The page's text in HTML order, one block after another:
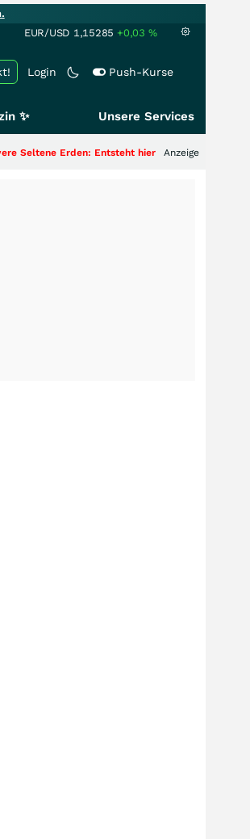
EUR/USD 1,15285 +0,03 %
Login Push-Kurse
✨ Unsere Services
Entsteht hier die nächste Milliardenstory?
Anzeige